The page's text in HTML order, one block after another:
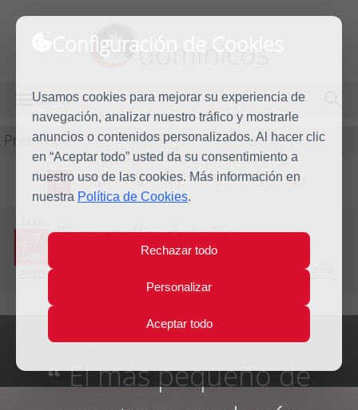
Configuración de Cookies
Usamos cookies para mejorar su experiencia de
navegación, analizar nuestro tráfico y mostrarle
anuncios o contenidos personalizados. Al hacer clic
en “Aceptar todo” usted da su consentimiento a
nuestro uso de las cookies. Más información en
nuestra Política de Cookies.
Rechazar todo
Personalizar
Aceptar todo
dominicos
MENÚ
Predicación
L M X J V S D
Evangelio del día
Vigésima sexta semana del Tiempo Ordinario - Año Par
“El más pequeño de